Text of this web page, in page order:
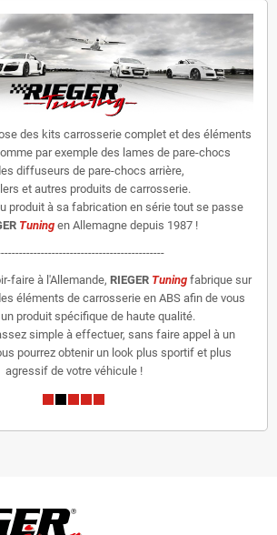
des kits carrosserie complet et des éléments
par exemple des lames de pare-chocs
diffuseurs de pare-chocs arrière,
et autres produits de carrosserie.
produit à sa fabrication en série tout se passe
Tuningen Allemagne depuis 1987 !
faire à l'Allemande, RIEGER Tuning fabrique sur
éléments de carrosserie en ABS afin de vous
produit spécifique de haute qualité.
simple à effectuer, sans faire appel à un
pourrez obtenir un look plus sportif et plus
agressif de votre véhicule !